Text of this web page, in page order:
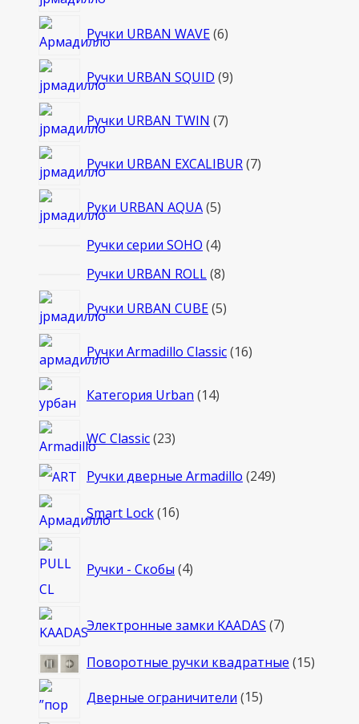
Ручки URBAN WAVE 66
Ручки URBAN SQUID 99
Ручки URBAN TWIN 77
Ручки URBAN EXCALIBUR 77
Руки URBAN AQUA 55
Ручки серии SOHO 44
товара
Ручки URBAN ROLL 88
Ручки URBAN CUBE 55
Ручки Armadillo Classic 1616
Категория Urban 1414
WC Classic 2323
Ручки дверные Armadillo 249249
Smart Lock 1616
Ручки - Скобы 4товара
Электронные замки KAADAS 77
Поворотные ручки квадратные 1515
Дверные ограничители 1515